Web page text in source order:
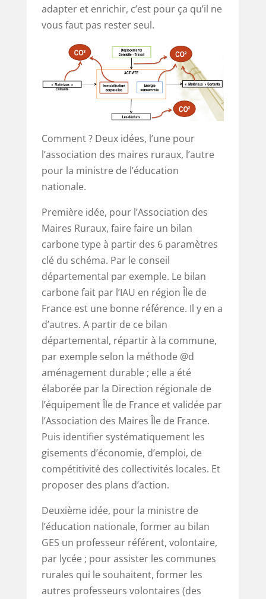
adapter et enrichir, c’est pour ça qu’il ne
vous faut pas rester seul.
Comment ? Deux idées, l’une pour
l’association des maires ruraux, l’autre
pour la ministre de l’éducation
nationale.
Première idée, pour l’Association des
Maires Ruraux, faire faire un bilan
carbone type à partir des 6 paramètres
clé du schéma. Par le conseil
départemental par exemple. Le bilan
carbone fait par l’IAU en région Île de
France est une bonne référence. Il y en a
d’autres. A partir de ce bilan
départemental, répartir à la commune,
par exemple selon la méthode @d
aménagement durable ; elle a été
élaborée par la Direction régionale de
l’équipement Île de France et validée par
l’Association des Maires Île de France.
Puis identifier systématiquement les
gisements d’économie, d’emploi, de
compétitivité des collectivités locales. Et
proposer des plans d’action.
Deuxième idée, pour la ministre de
l’éducation nationale, former au bilan
GES un professeur référent, volontaire,
par lycée ; pour assister les communes
rurales qui le souhaitent, former les
autres professeurs volontaires (des